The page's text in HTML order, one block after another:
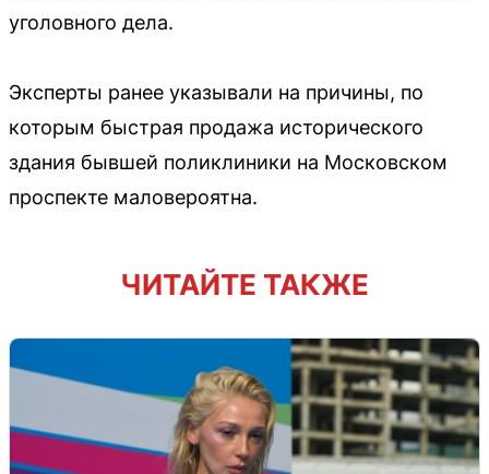
уголовного дела.
Эксперты ранее указывали на причины, по
которым быстрая продажа исторического
здания бывшей поликлиники на Московском
проспекте маловероятна.
ЧИТАЙТЕ ТАКЖЕ